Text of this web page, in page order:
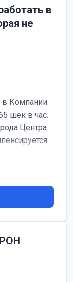
в
не
в Компании
шек в час.
Центра